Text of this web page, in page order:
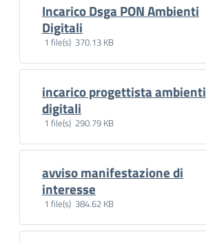
Incarico Dsga PON Ambienti
Digitali
1 file(s) 370.13 KB
incarico progettista ambienti
digitali
1 file(s) 290.79 KB
avviso manifestazione di
interesse
1 file(s) 384.62 KB